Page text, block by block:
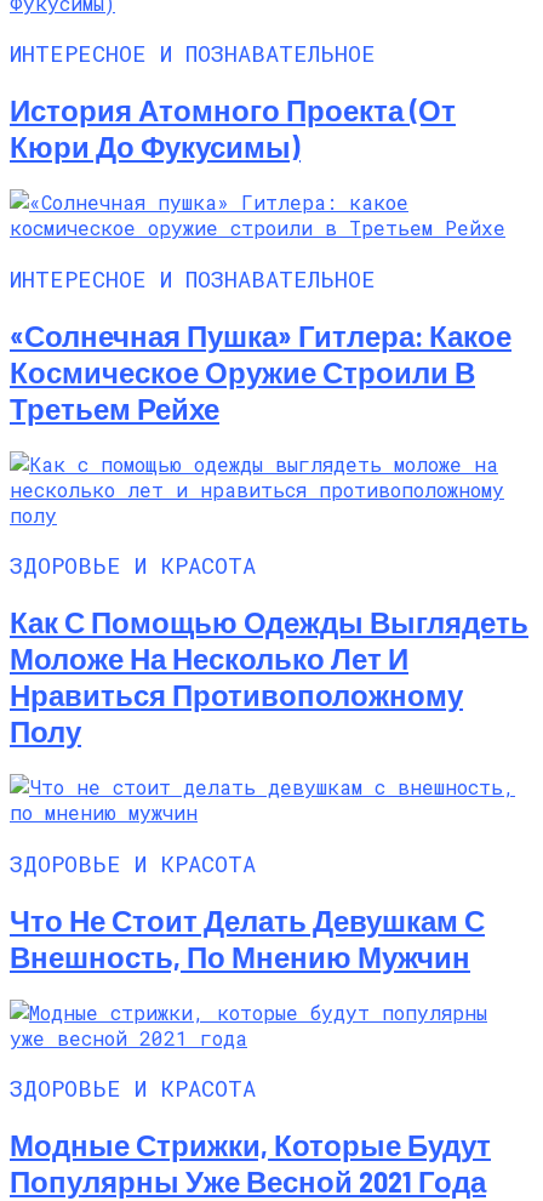
ИНТЕРЕСНОЕ И ПОЗНАВАТЕЛЬНОЕ
История Атомного Проекта (от
Кюри До Фукусимы)
ИНТЕРЕСНОЕ И ПОЗНАВАТЕЛЬНОЕ
«Солнечная Пушка» Гитлера: Какое
Космическое Оружие Строили В
Третьем Рейхе
ЗДОРОВЬЕ И КРАСОТА
Как С Помощью Одежды Выглядеть
Моложе На Несколько Лет И
Нравиться Противоположному
Полу
ЗДОРОВЬЕ И КРАСОТА
Что Не Стоит Делать Девушкам С
Внешность, По Мнению Мужчин
ЗДОРОВЬЕ И КРАСОТА
Модные Стрижки, Которые Будут
Популярны Уже Весной 2021 Года